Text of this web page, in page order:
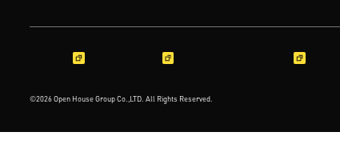
©2026 Open House Group Co.,LTD. All Rights Reserved.